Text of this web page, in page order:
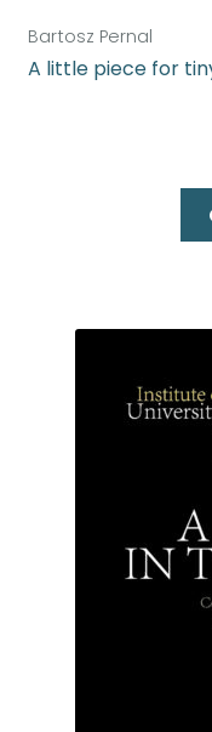
Bartosz Pernal
A little piece for